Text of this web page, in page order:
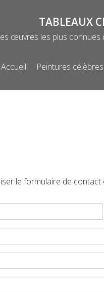
TABLEAUX
œuvres les plus connues
Menu
Accueil Peintures célèbres
le formulaire de contact